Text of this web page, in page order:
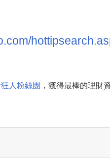
人粉絲團 ，獲得最棒的理財